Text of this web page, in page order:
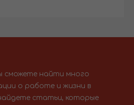
сможете найти много
о работе и жизни в
статьи, которые